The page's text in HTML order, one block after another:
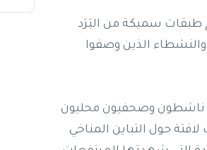
طبقات سميكة من البَرَد
الذين وصفوا
ناشطون وصحفيون محليون
حول التباين المناخي